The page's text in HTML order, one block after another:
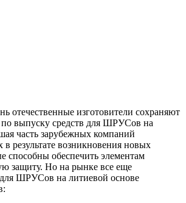
отечественные изготовители сохраняют
по выпуску средств для ШРУСов на
часть зарубежных компаний
в результате возникновения новых
способны обеспечить элементам
защиту. Но на рынке все еще
для ШРУСов на литиевой основе